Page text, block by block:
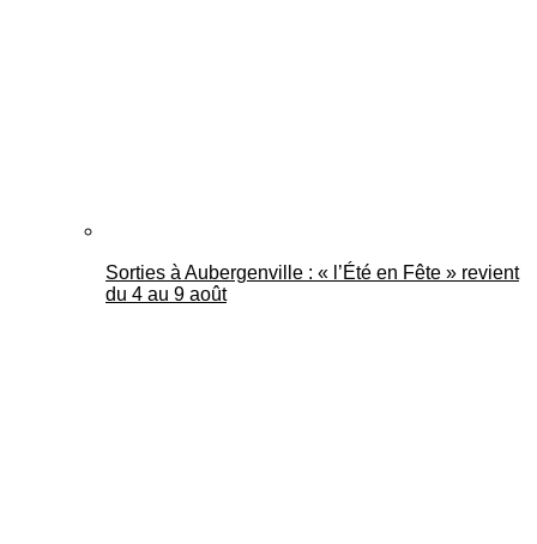
Sorties à Aubergenville : « l’Été en Fête » revient
du 4 au 9 août